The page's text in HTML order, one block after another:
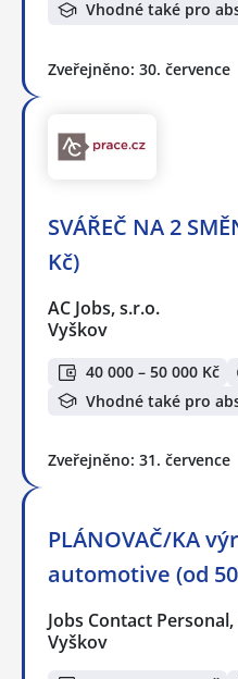
Vhodné také pro
Zveřejněno: 30. července
SVÁŘEČ NA 2
Kč)
AC Jobs, s.r.o.
Vyškov
40 000 – 50 000 Kč
Vhodné také pro
Zveřejněno: 31. července
PLÁNOVAČ/KA
automotive (od
Jobs Contact
Vyškov